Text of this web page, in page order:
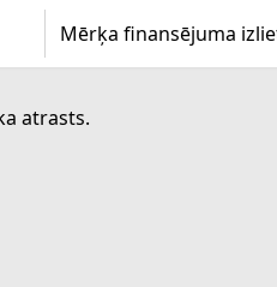
Mērķa finansējuma
atrasts.